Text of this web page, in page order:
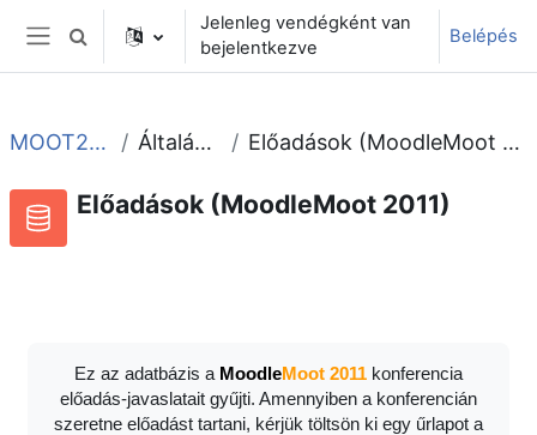
Tovább a fő tartalomhoz
Oldalpanel
Keresési bemeneti adatok váltása
Jelenleg vendégként van
bejelentkezve
Belépés
MOOT2011 Általános Előadások (MoodleMoot 2011)
Előadások (MoodleMoot 2011)
Ez az adatbázis a MoodleMoot 2011 konferencia
előadás-javaslatait gyűjti. Amennyiben a konferencián
szeretne előadást tartani, kérjük töltsön ki egy űrlapot a